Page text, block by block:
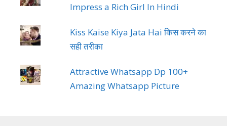
Impress a Rich Girl In Hindi
Kiss Kaise Kiya Jata Hai किस करने का
सही तरीका
Attractive Whatsapp Dp 100+
Amazing Whatsapp Picture